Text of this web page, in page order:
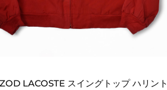
LACOSTE スイングトップ ハリント